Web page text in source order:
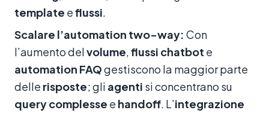
template eflussi.
Scalare l’automation two-way: Con
l’aumento delvolume,flussi chatbot e
automation FAQgestiscono la maggior parte
delle risposte; gli agenti si concentrano su
querycomplesse e handoff. L’integrazione